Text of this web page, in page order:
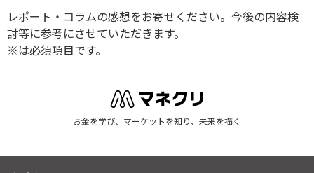
レポート・コラムの感想をお寄せください。今後の内容検
討等に参考にさせていただきます。
※は必須項目です。
お金を学び、マーケットを知り、未来を描く